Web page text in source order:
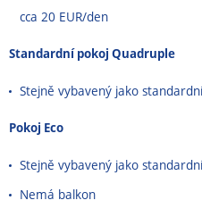
cca 20 EUR/den
Standardní pokoj Quadruple
Stejně vybavený jako
Pokoj Eco
Stejně vybavený jako
Nemá balkon